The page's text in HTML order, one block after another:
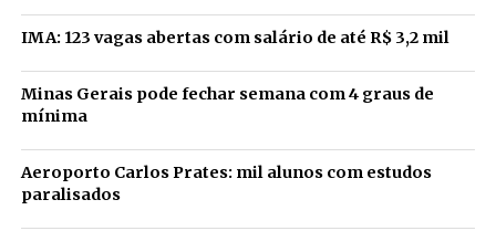
IMA: 123 vagas abertas com salário de até R$ 3,2 mil
Minas Gerais pode fechar semana com 4 graus de
mínima
Aeroporto Carlos Prates: mil alunos com estudos
paralisados